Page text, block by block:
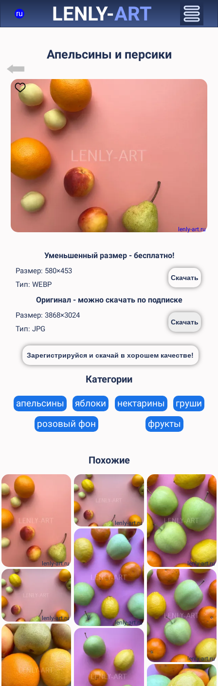
ru LENLY-ART
Апельсины и персики
lenly-art.ru
Уменьшенный размер - бесплатно!
Размер: 580×453
Тип: WEBP
Скачать
Оригинал - можно скачать по подписке
Размер: 3868×3024
Тип: JPG
Скачать
Зарегистрируйся и скачай в хорошем качестве!
Категории
апельсины яблоки нектарины
груши
розовый фон
фрукты
Похожие
lenly-art.ru
lenly-art.ru
lenly-art.ru
lenly-art.ru
lenly-art.ru
lenly-art.ru